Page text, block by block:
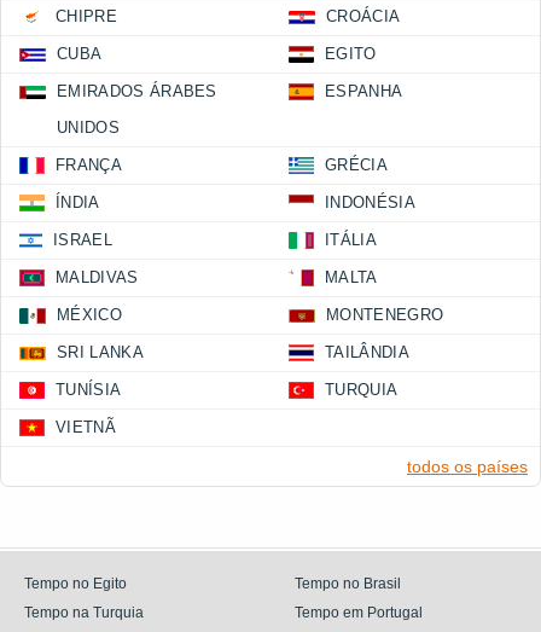
CHIPRE CROÁCIA
CUBA EGITO
EMIRADOS ÁRABES
UNIDOS
ESPANHA
FRANÇA GRÉCIA
ÍNDIA INDONÉSIA
ISRAEL ITÁLIA
MALDIVAS MALTA
MÉXICO MONTENEGRO
SRI LANKA TAILÂNDIA
TUNÍSIA TURQUIA
VIETNÃ
todos os países
Tempo no Egito
Tempo no Brasil
Tempo na Turquia
Tempo em Portugal